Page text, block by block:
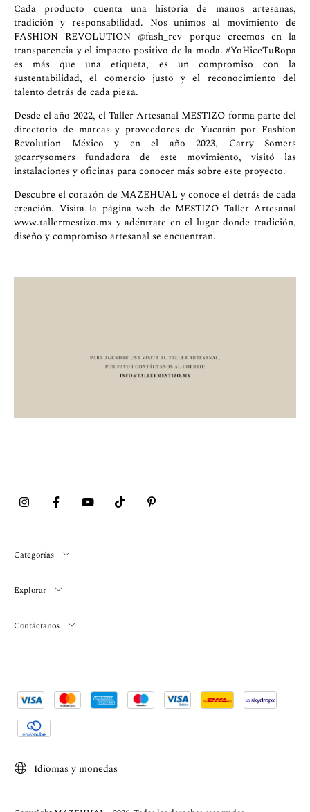
Cada producto cuenta una historia de manos artesanas,
tradición y responsabilidad. Nos unimos al movimiento de
FASHION REVOLUTION @fash_rev porque creemos en la
transparencia y el impacto positivo de la moda. #YoHiceTuRopa
es más que una etiqueta, es un compromiso con la
sustentabilidad, el comercio justo y el reconocimiento del
talento detrás de cada pieza.
Desde el año 2022, el Taller Artesanal MESTIZO forma parte del
directorio de marcas y proveedores de Yucatán por Fashion
Revolution México y en el año 2023, Carry Somers
@carrysomers fundadora de este movimiento, visitó las
instalaciones y oficinas para conocer más sobre este proyecto.
Descubre el corazón de MAZEHUAL y conoce el detrás de cada
creación. Visita la página web de MESTIZO Taller Artesanal
www.tallermestizo.mx y adéntrate en el lugar donde tradición,
diseño y compromiso artesanal se encuentran.
Categorías
Explorar
Contáctanos
Idiomas y monedas